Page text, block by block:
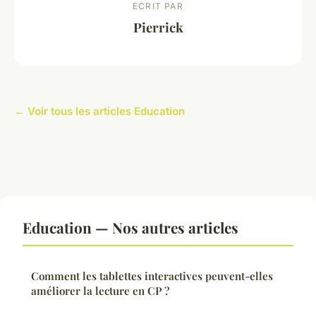
ECRIT PAR
Pierrick
← Voir tous les articles Education
Education — Nos autres articles
Comment les tablettes interactives peuvent-elles
améliorer la lecture en CP ?